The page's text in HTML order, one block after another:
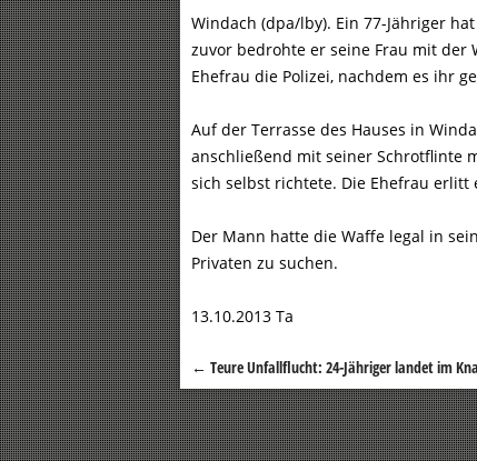
Windach (dpa/lby). Ein 77-Jähriger
zuvor bedrohte er seine Frau mit der
Ehefrau die Polizei, nachdem es ihr
Auf der Terrasse des Hauses in
anschließend mit seiner Schrotflinte
sich selbst richtete. Die Ehefrau erlitt
Der Mann hatte die Waffe legal in
Privaten zu suchen.
13.10.2013 Ta
Beitragsnavigation
← Teure Unfallflucht: 24-Jähriger landet im